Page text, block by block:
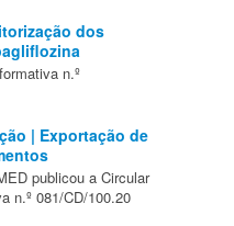
dos
n.º
| Exportação de
publicou a Circular
n.º 081/CD/100.20